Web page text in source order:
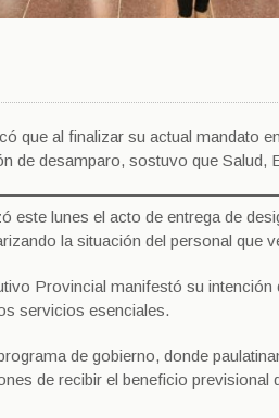
que al finalizar su actual mandato
de desamparo, sostuvo que Salud,
este lunes el acto de entrega de
la situación del personal que
Provincial manifestó su
servicios esenciales.
de gobierno, donde
de recibir el beneficio